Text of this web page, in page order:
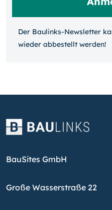
Der Baulinks-Newsletter
wieder ab­bestellt werden!
BauSites GmbH
Große Wasserstraße 22